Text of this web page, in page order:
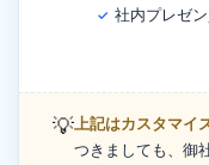
✓ 社内プレゼ
💡上記はカスタマイ
つきましても、御